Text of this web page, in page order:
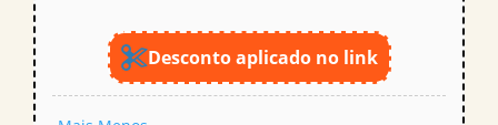
Desconto aplicado no link